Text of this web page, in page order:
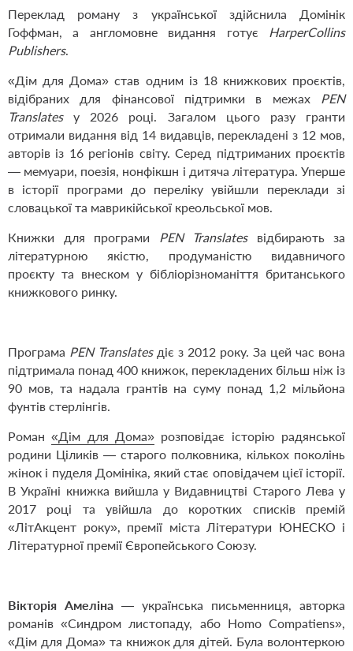
Переклад роману з української здійснила Домінік
Гоффман, а англомовне видання готує HarperCollins
Publishers.
«Дім для Дома» став одним із 18 книжкових проєктів,
відібраних для фінансової підтримки в межах PEN
Translatesу 2026 році. Загалом цього разу гранти
отримали видання від 14 видавців, перекладені з 12 мов,
авторів із 16 регіонів світу. Серед підтриманих проєктів
— мемуари, поезія, нонфікшн і дитяча література. Уперше
в історії програми до переліку увійшли переклади зі
словацької та маврикійської креольської мов.
Книжки для програми PEN Translatesвідбирають за
літературною якістю, продуманістю видавничого
проєкту та внеском у бібліорізноманіття британського
книжкового ринку.
Програма PEN Translatesдіє з 2012 року. За цей час вона
підтримала понад 400 книжок, перекладених більш ніж із
90 мов, та надала грантів на суму понад 1,2 мільйона
фунтів стерлінгів.
Роман«Дім для Дома» розповідає історію радянської
родини Ціликів — старого полковника, кількох поколінь
жінок і пуделя Домініка, який стає оповідачем цієї історії.
В Україні книжка вийшла у Видавництві Старого Лева у
2017 році та увійшла до коротких списків премій
«ЛітАкцент року», премії міста Літератури ЮНЕСКО і
Літературної премії Європейського Союзу.
Вікторія Амеліна — українська письменниця, авторка
романів «Синдром листопаду, або Homo Compatiens»,
«Дім для Дома» та книжок для дітей. Була волонтеркою